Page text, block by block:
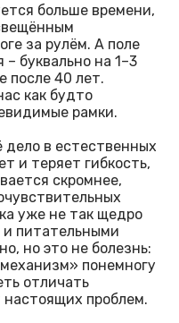
больше времени,
за рулём. А поле
буквально на 1–3
после 40 лет.
как будто
рамки.
дело в естественных
и теряет гибкость,
скромнее,
уже не так щедро
питательными
но это не болезнь:
понемногу
отличать
проблем.